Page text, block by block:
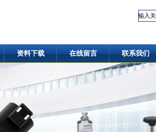
资料下载 在线留言 联系我们